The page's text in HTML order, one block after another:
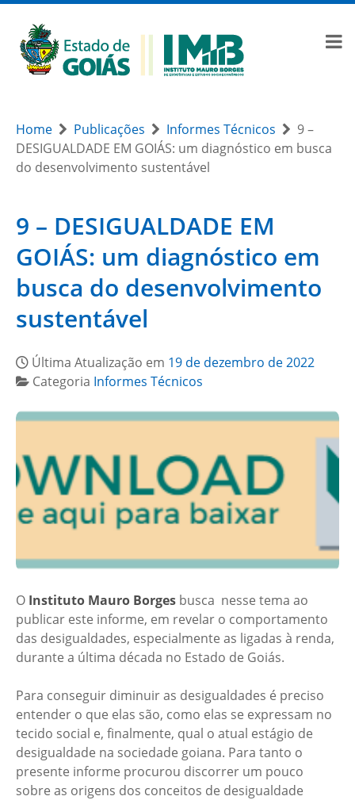
Home Publicações Informes Técnicos
9 –
DESIGUALDADE EM GOIÁS: um diagnóstico em busca
do desenvolvimento sustentável
9 – DESIGUALDADE EM
GOIÁS: um diagnóstico em
busca do desenvolvimento
sustentável
Última Atualização em 19 de dezembro de 2022
Categoria Informes Técnicos
O Instituto Mauro Borges busca nesse tema ao
publicar este informe, em revelar o comportamento
das desigualdades, especialmente as ligadas à renda,
durante a última década no Estado de Goiás.
Para conseguir diminuir as desigualdades é preciso
entender o que elas são, como elas se expressam no
tecido social e, finalmente, qual o atual estágio de
desigualdade na sociedade goiana. Para tanto o
presente informe procurou discorrer um pouco
sobre as origens dos conceitos de desigualdade